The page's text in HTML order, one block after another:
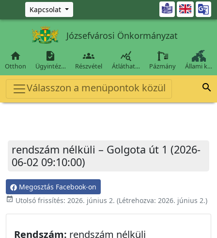
Ugrás a fő tartalomra
Kapcsolat 
Józsefvárosi Önkormányzat

Otthon

Ügyintéz…

Részvétel

Átláthat… Pázmány Állami k…
Válasszon a menüpontok közül 
rendszám nélküli – Golgota út 1 (2026-
06-02 09:10:00)
Megosztás Facebook-on
event_available Utolsó frissítés: 2026. június 2. (Létrehozva: 2026. június 2.)
Rendszám: rendszám nélküli